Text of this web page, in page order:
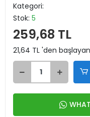
Kategori:
Stok: 5
259,68 TL
21,64 TL 'den